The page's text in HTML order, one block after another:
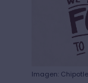
Imagen: Chipotle